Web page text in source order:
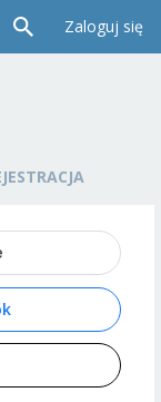
Zaloguj się